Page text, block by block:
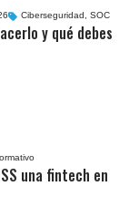
Ciberseguridad ,SOC
y qué debes
una fintech en